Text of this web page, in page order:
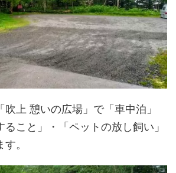
上 憩いの広場」で「車中泊」
こと」・「ペットの放し飼い」
。